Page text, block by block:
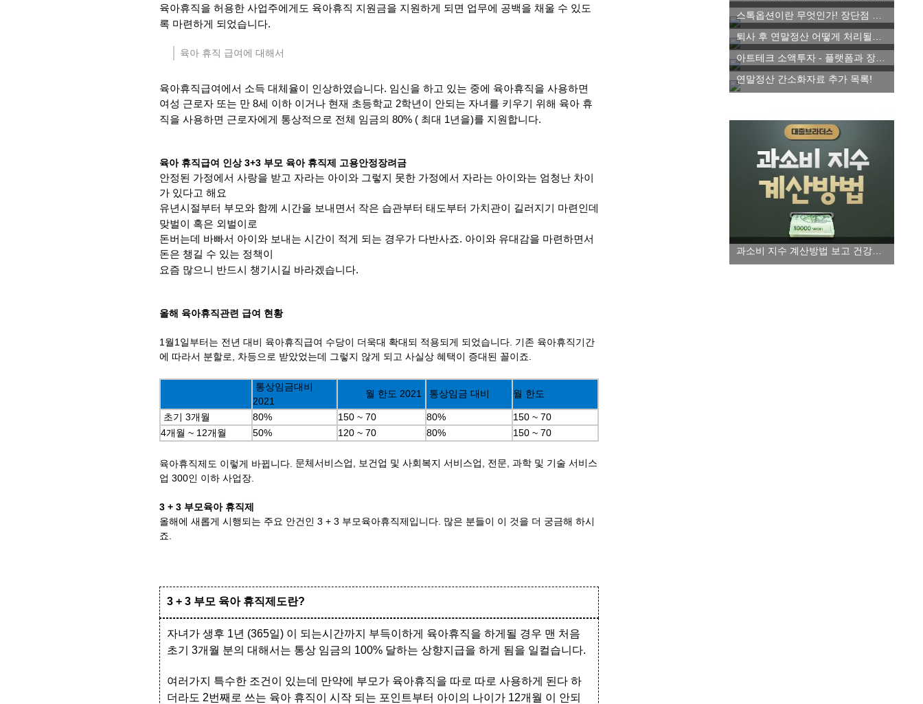
연말정산 간소화자료 추가 목록!
육아휴직을 허용한 사업주에게도 육아휴직 지원금을 지원하게 되면 업무에 공백을 채울 수 있도
록 마련하게 되었습니다.
육아 휴직 급여에 대해서
육아휴직급여에서 소득 대체율이 인상하였습니다. 임신을 하고 있는 중에 육아휴직을 사용하면
여성 근로자 또는 만 8세 이하 이거나 현재 초등학교 2학년이 안되는 자녀를 키우기 위해 육아 휴
직을 사용하면 근로자에게 통상적으로 전체 임금의 80% ( 최대 1년을)를 지원합니다.
육아 휴직급여 인상 3+3 부모 육아 휴직제 고용안정장려금
안정된 가정에서 사랑을 받고 자라는 아이와 그렇지 못한 가정에서 자라는 아이와는 엄청난 차이
가 있다고 해요
유년시절부터 부모와 함께 시간을 보내면서 작은 습관부터 태도부터 가치관이 길러지기 마련인데
맞벌이 혹은 외벌이로
돈버는데 바빠서 아이와 보내는 시간이 적게 되는 경우가 다반사죠. 아이와 유대감을 마련하면서
돈은 챙길 수 있는 정책이
요즘 많으니 반드시 챙기시길 바라겠습니다.
올해 육아휴직관련 급여 현황
1월1일부터는 전년 대비 육아휴직급여 수당이 더욱대 확대되 적용되게 되었습니다. 기존 육아휴직기간
에 따라서 분할로, 차등으로 받았었는데 그렇지 않게 되고 사실상 혜택이 증대된 꼴이죠.
통상임금대비
2021
월 한도 2021 통상임금 대비 월 한도
초기 3개월 80% 150 ~ 70 80%
150 ~ 70
4개월 ~ 12개월
50% 120 ~ 70 80% 150 ~ 70
육아휴직제도 이렇게 바뀝니다. 문체서비스업, 보건업 및 사회복지 서비스업, 전문, 과학 및 기술 서비스
업 300인 이하 사업장.
3 + 3 부모육아 휴직제
올해에 새롭게 시행되는 주요 안건인 3 + 3 부모육아휴직제입니다. 많은 분들이 이 것을 더 궁금해 하시
죠.
3 + 3 부모 육아 휴직제도란?
자녀가 생후 1년 (365일) 이 되는시간까지 부득이하게 육아휴직을 하게될 경우 맨 처음
초기 3개월 분의 대해서는 통상 임금의 100% 달하는 상향지급을 하게 됨을 일컬습니다.
여러가지 특수한 조건이 있는데 만약에 부모가 육아휴직을 따로 따로 사용하게 된다 하
더라도 2번째로 쓰는 육아 휴직이 시작 되는 포인트부터 아이의 나이가 12개월 이 안되